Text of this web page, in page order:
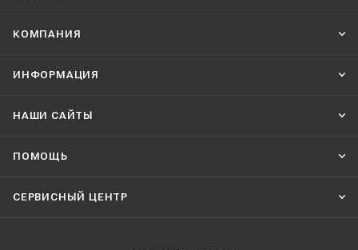
КОМПАНИЯ
ИНФОРМАЦИЯ
НАШИ CАЙТЫ
ПОМОЩЬ
СЕРВИСНЫЙ ЦЕНТР